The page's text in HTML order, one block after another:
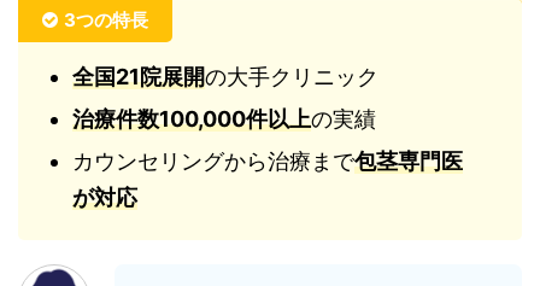
3つの特長
全国21院展開の大手クリニック
治療件数100,000件以上の実績
カウンセリングから治療まで包茎専門医
が対応